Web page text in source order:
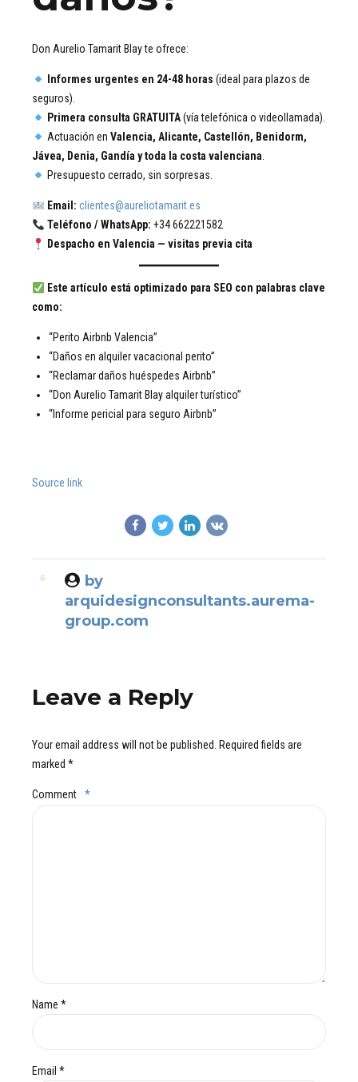
Don Aurelio Tamarit Blay te ofrece:
Informes urgentes en 24-48 horas (ideal para plazos de
seguros).
Primera consulta GRATUITA(vía telefónica o videollamada).
Actuación en Valencia, Alicante, Castellón, Benidorm,
Jávea, Denia, Gandía y toda la costa valenciana.
Presupuesto cerrado, sin sorpresas.
Email: clientes@aureliotamarit.es
Teléfono / WhatsApp: +34 662221582
Despacho en Valencia — visitas previa cita
Este artículo está optimizado para SEO con palabras clave
como:
“Perito Airbnb Valencia”
“Daños en alquiler vacacional perito”
“Reclamar daños huéspedes Airbnb”
“Don Aurelio Tamarit Blay alquiler turístico”
“Informe pericial para seguro Airbnb”
Source link
by
arquidesignconsultants.aurema-
group.com
Leave a Reply
Your email address will not be published. Required fields are
marked *
Comment *
Name *
Email *